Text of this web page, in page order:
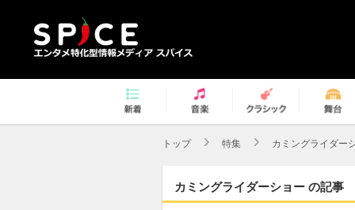
トップ 特集 カミングライダー
カミングライダーショー の記事